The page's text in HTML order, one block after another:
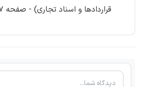
قراردادها و اسناد تجاری) - صفحه 57 (31 سوال)